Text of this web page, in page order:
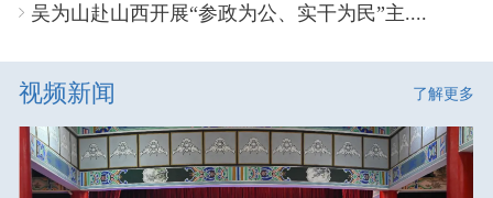
吴为山赴山西开展“参政为公、实干为民”主....
视频新闻 了解更多